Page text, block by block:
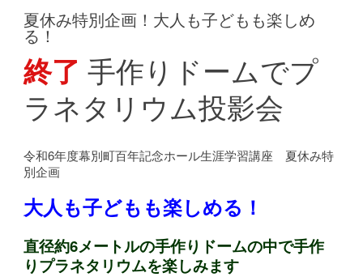
to
content
夏休み特別企画！大人も子どもも楽しめ
る！
終了手作りドームでプ
ラネタリウム投影会
令和6年度幕別町百年記念ホール生涯学習講座 夏休み特
別企画
大人も子どもも楽しめる！
直径約6メートルの手作りドームの中で手作
りプラネタリウムを楽しみます